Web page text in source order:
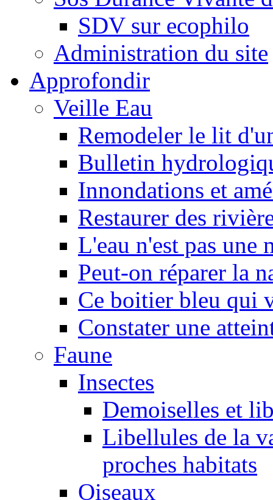
SDV sur ecophilo
Administration du site
Approfondir
Veille Eau
Remodeler le lit
Bulletin
Innondations et
Restaurer des
L'eau n'est pas une
Peut-on réparer la
Ce boitier bleu qui
Constater une
Faune
Insectes
Demoiselles et
Libellules de la
proches habitats
Oiseaux